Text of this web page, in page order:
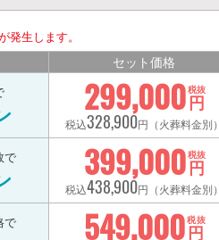
生します。
セット価格
299,000円
税抜
税込328,900円（火葬料金別）
で 399,000円
税抜
税込438,900円（火葬料金別）
で 549,000円
税抜